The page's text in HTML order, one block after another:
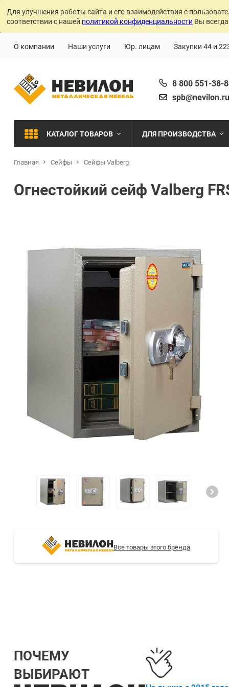
Для улучшения работы сайта и его взаимодействия с
соответствии с нашей политикой конфиденциальности Вы
О компании Наши услуги Юр. лицам Закупки 44 и
8 800 551-38-
spb@nevilon.ru
ПРОМЫШЛЕННАЯ МЕБЕЛЬ
ВЕРСТАКИ
ПЛАТФОРМЕННЫЕ ТЕЛЕЖКИ
МЕДИЦИНСКАЯ МЕБЕЛЬ
ОФИСНАЯ МЕБЕЛЬ
ОФИСНЫЕ КРЕСЛА
СТЕЛЛАЖИ БУ С УЦЕНКОЙ
КАТАЛОГ ТОВАРОВ
Металлообработка
Ремонтная и
Производство
Пищевое производство
Фармацевтическое
ДЛЯ ПРОИЗВОДСТВА
Главная Сейфы Сейфы Valberg
Огнестойкий сейф Valberg
Все товары этого бренда
ПОЧЕМУ
ВЫБИРАЮТ